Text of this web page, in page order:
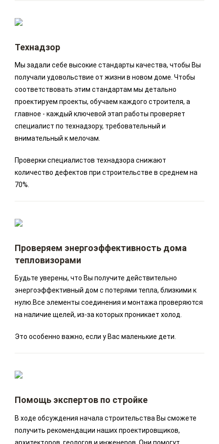
Технадзор
Мы задали себе высокие стандарты качества, чтобы Вы
получали удовольствие от жизни в новом доме. Чтобы
соответствовать этим стандартам мы детально
проектируем проекты, обучаем каждого строителя, а
главное - каждый ключевой этап работы проверяет
специалист по технадзору, требовательный и
внимательный к мелочам.
Проверки специалистов технадзора снижают
количество дефектов при строительстве в среднем на
70%.
Проверяем энергоэффективность дома
тепловизорами
Будьте уверены, что Вы получите действительно
энергоэффективный дом с потерями тепла, близкими к
нулю.Все элементы соединения и монтажа проверяются
на наличие щелей, из-за которых проникает холод.
Это особенно важно, если у Вас маленькие дети.
Помощь экспертов по стройке
В ходе обсуждения начала строительства Вы сможете
получить рекомендации наших проектировщиков,
архитекторов, геологов и инженеров. Они помогут